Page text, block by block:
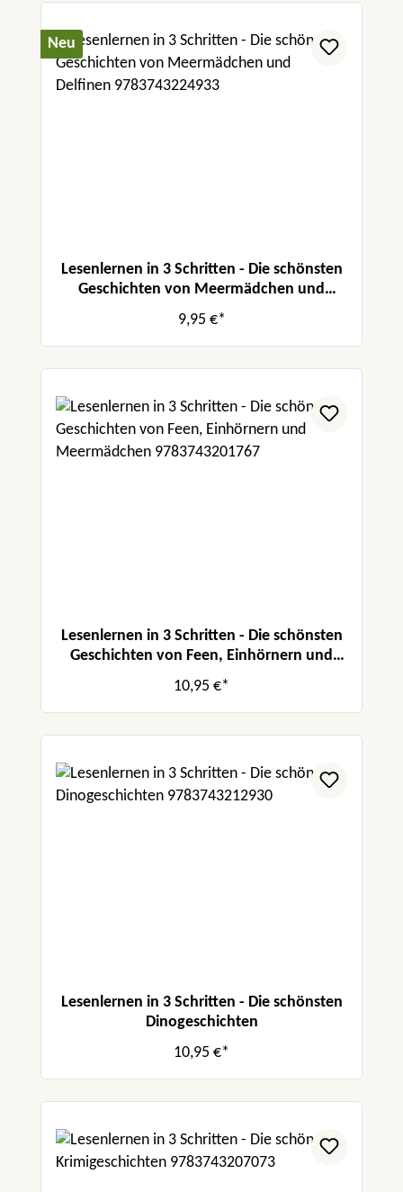
Neu
Lesenlernen in 3 Schritten - Die schönsten
Geschichten von Meermädchen und
Delfinen
9,95 €*
Lesenlernen in 3 Schritten - Die schönsten
Geschichten von Feen, Einhörnern und
Meermädchen
10,95 €*
Lesenlernen in 3 Schritten - Die schönsten
Dinogeschichten
10,95 €*